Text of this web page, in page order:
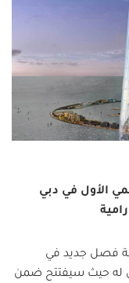
الأول في دبي
فصل جديد في
له حيث سيفتتح ضمن